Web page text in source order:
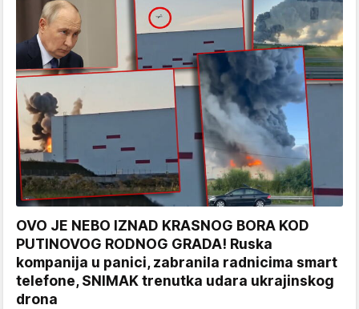
OVO JE NEBO IZNAD KRASNOG BORA KOD
PUTINOVOG RODNOG GRADA! Ruska
kompanija u panici, zabranila radnicima smart
telefone, SNIMAK trenutka udara ukrajinskog
drona